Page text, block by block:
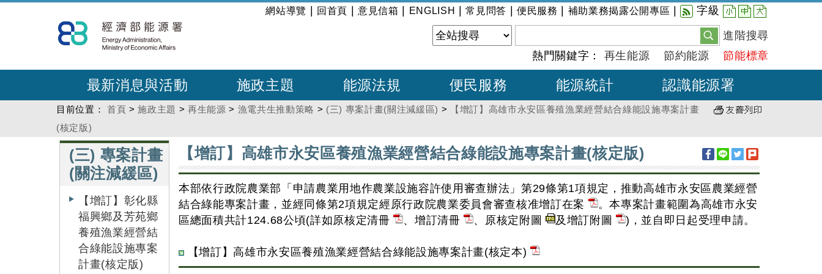
到
主
內
:::
網站導覽 回首頁 意見信箱 ENGLISH |常見問答 便民服務 補助業務揭露公開專區 字級 小 中 大
進階搜尋
熱門關鍵字： 再生能源 節約能源 節能標章
最新消息與活動 施政主題 能源法規 便民服務 能源統計 認識能源署
目前位置： 首頁 >施政主題 >再生能源 > 漁電共生推動策略 > (三) 專案計畫(關注減緩區) >
【增訂】高雄市永安區養殖漁業經營結合綠能設施專案計畫
(核定版)
(三) 專案計畫
(關注減緩區)
【增訂】彰化縣
福興鄉及芳苑鄉
養殖漁業經營結
合綠能設施專案
計畫(核定版)
:::
【增訂】高雄市永安區養殖漁業經營結合綠能設施專案計畫(核定版)
本部依行政院農業部「申請農業用地作農業設施容許使用審查辦法」第29條第1項規定，推動高雄市永安區農業經營
結合綠能專案計畫，並經同條第2項規定經原行政院農業委員會審查核准增訂在案
。本專案計畫範圍為高雄市永安
區總面積共計124.68公頃(詳如原核定清冊
、增訂清冊 、原核定附圖 及增訂附圖 )，並自即日起受理申請。
【增訂】高雄市永安區養殖漁業經營結合綠能設施專案計畫(核定本)